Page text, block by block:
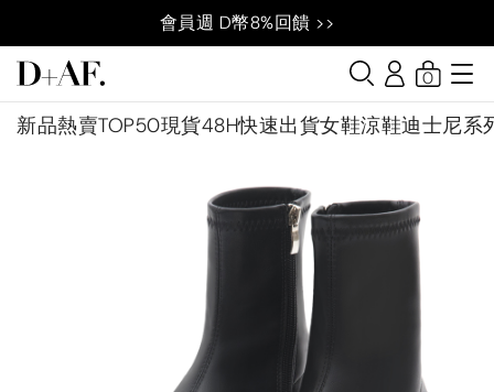
會員週 D幣8%回饋 >>
新品熱賣TOP50現貨48H快速出貨女鞋涼鞋迪士尼系
0